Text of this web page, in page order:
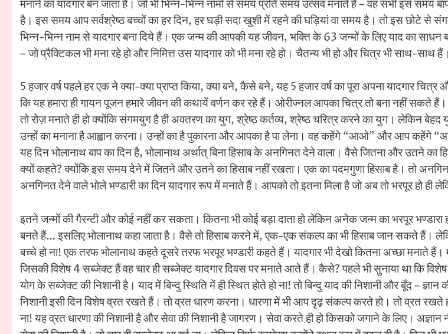
मनाने का यादगार बन जाता है। जो भी भिन्न-भिन्न नामों से समय प्रति समय उत्सव मनाते हैं – वह सभी इस समय
है। इस समय आप सर्वश्रेष्ठ बच्चों का हर दिन, हर घड़ी सदा खुशी में रहने की घड़ियां वा समय है। तो इस छोटे से
भिन्न-भिन्न नाम से यादगार बना दिये हैं। एक जन्म की आपकी यह जीवन, भक्ति के 63 जन्मों के लिए याद का
– जो प्रैक्टिकल भी मना रहे हो और निमित्त उस यादगार को भी मना रहे हो। चैतन्य भी हो और चित्र भी साथ-साथ हैं।
5 हजार वर्ष पहले हर एक ने क्या-क्या प्राप्त किया, क्या बने, कैसे बने, यह 5 हजार वर्ष का पूरा अपना यादगार
कि यह हमारा ही गायन पूजन हमारे जीवन की कथायें वर्णन कर रहे हैं। ओरीज्नल आपका चित्र तो बना नहीं सकते
तो रोज़ मनाते ही हो क्योंकि संगमयुग है ही अवतरण का युग, श्रेष्ठ कर्तव्य, श्रेष्ठ चरित्र करने का युग। लेकिन
उन्हों का मनाना है आह्वान करना। उन्हों का है पुकारना और आपका है पा लेना। वह कहेंगे “आओ” और आप कहेंगे
यह दिन भोलानाथ बाप का दिन है, भोलानाथ अर्थात् बिना हिसाब के अनगिनत देने वाला। वैसे जितना और उतने का
क्यों कहते? क्योंकि इस समय देने में जितने और उतने का हिसाब नहीं रखता। एक का पदमगुणा हिसाब है। तो
अनगिनत देने वाले भोले भण्डारी का दिन यादगार रूप में मनाते हैं। आपको तो इतना मिला है जो अब तो भरपूर हो ही
इतने जन्मों की गैरन्टी और कोई नहीं कर सकता। कितना भी कोई बड़ा दाता हो लेकिन अनेक जन्म का भरपूर
बनते हैं… इसलिए भोलानाथ कहा जाता है। वैसे तो हिसाब करने में, एक-एक संकल्प का भी हिसाब जान सकते हैं।
बच्चे हो ना! एक तरफ भोलानाथ कहते दूसरे तरफ भरपूर भण्डारी कहते हैं। यादगार भी देखो कितना अच्छा मनाते
जिसकी विशेष 4 सब्जेक्ट हैं वह चार ही सब्जेक्ट यादगार दिवस पर मनाते आते हैं। कैसे? पहले भी सुनाया था कि
योग के सब्जेक्ट की निशानी है। याद में बिन्दु स्थिति में ही स्थित होते हो ना! तो बिन्दु याद की निशानी और बूँद –
निशानी इसी दिन विशेष व्रत रखते हैं। तो व्रत धारण करना। धारणा में भी आप दृढ़ संकल्प करते हो। तो व्रत
ना! यह व्रत धारणा की निशानी है और सेवा की निशानी है जागरण। सेवा करते ही हो किसको जगाने के लिए।